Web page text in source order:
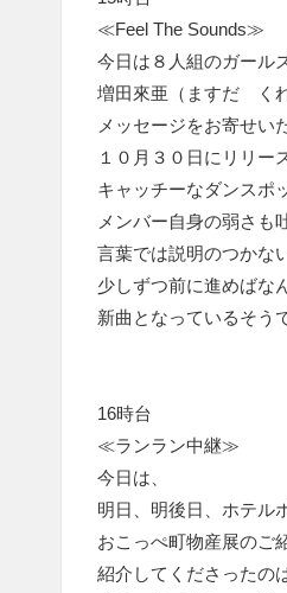
≪Feel The Sounds≫
今日は８人組のガール
増田來亜（ますだ く
メッセージをお寄せい
１０月３０日にリリー
キャッチーなダンスポ
メンバー自身の弱さも
言葉では説明のつかな
少しずつ前に進めばな
新曲となっているそう
16時台
≪ランラン中継≫
今日は、
明日、明後日、ホテル
おこっぺ町物産展のご
紹介してくださったの